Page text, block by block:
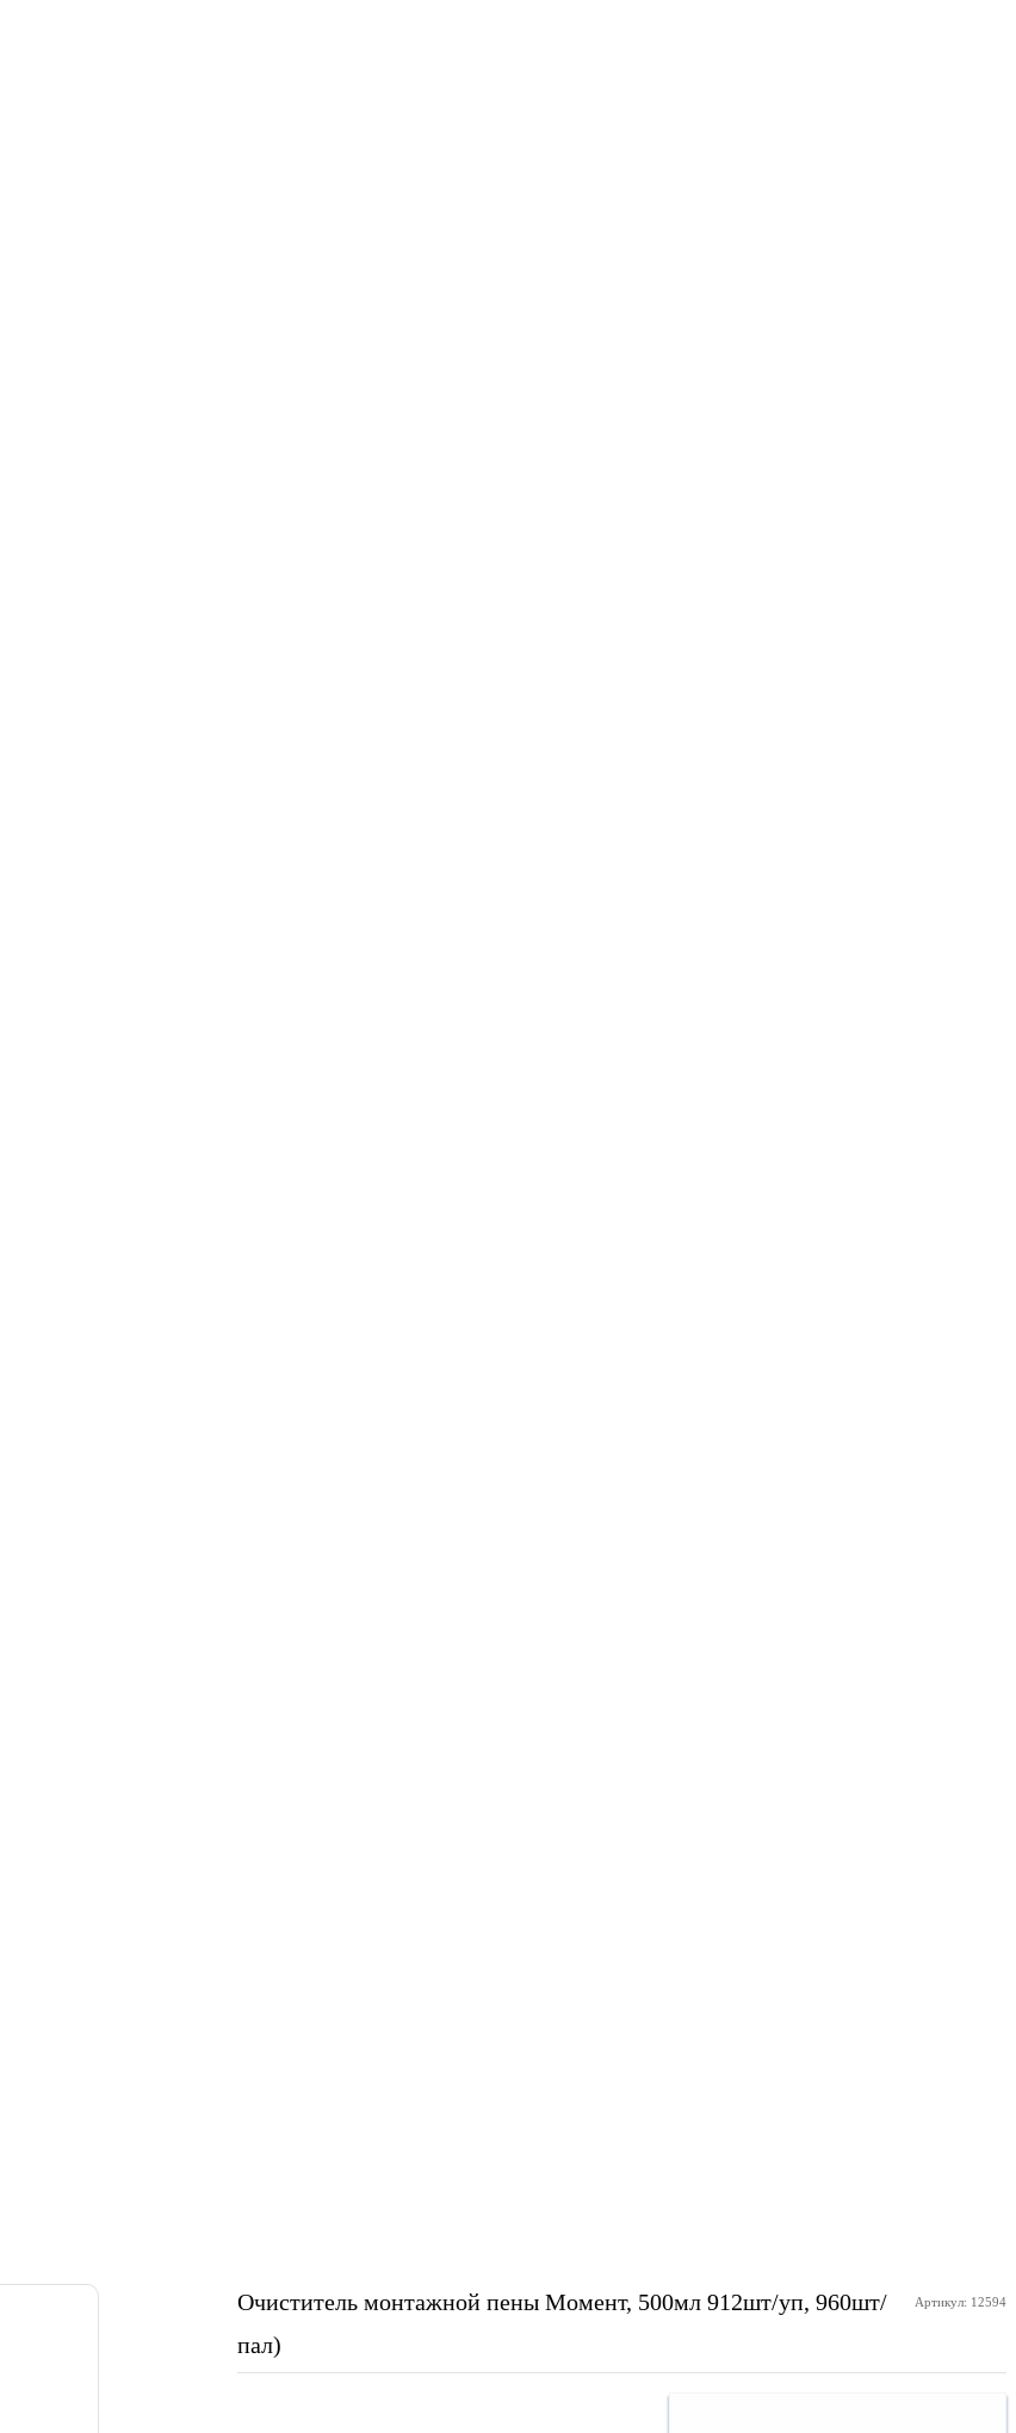
Артикул: 12594
Очиститель монтажной пены Момент, 500мл 912шт/уп, 960шт/
пал)